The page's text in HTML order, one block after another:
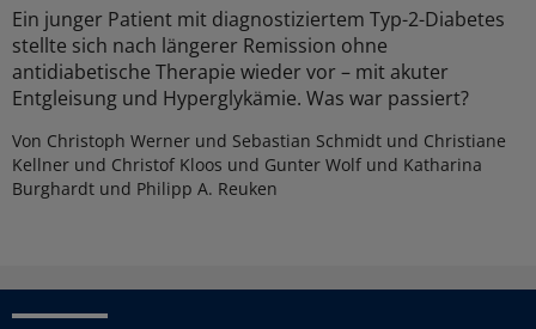
Ein junger Patient mit diagnostiziertem Typ-2-Diabetes
stellte sich nach längerer Remission ohne
antidiabetische Therapie wieder vor – mit akuter
Entgleisung und Hyperglykämie. Was war passiert?
Von Christoph Werner und Sebastian Schmidt und Christiane
Kellner und Christof Kloos und Gunter Wolf und Katharina
Burghardt und Philipp A. Reuken